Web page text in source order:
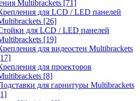
Multibrackets [71]
для LCD / LED панелей
[26]
для LCD / LED панелей
[19]
для видеостен Multibrackets
для проекторов
[8]
для гарнитуры Multibrackets